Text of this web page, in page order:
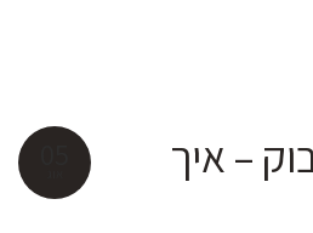
– איך